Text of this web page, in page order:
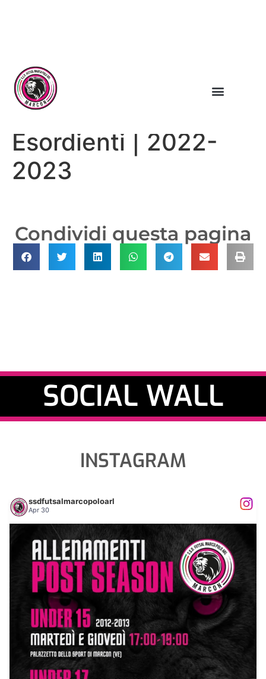
PRENOTA IL PALAZZETTO DELLO SPORT
Esordienti | 2022-
2023
Condividi questa pagina
SOCIAL WALL
INSTAGRAM
ssdfutsalmarcopoloarl
Apr 30
𝐀𝐋𝐋𝐄𝐍𝐀𝐌𝐄𝐍𝐓𝐈 𝐏𝐎𝐒𝐓 𝐒𝐄𝐀𝐒𝐎𝐍
0